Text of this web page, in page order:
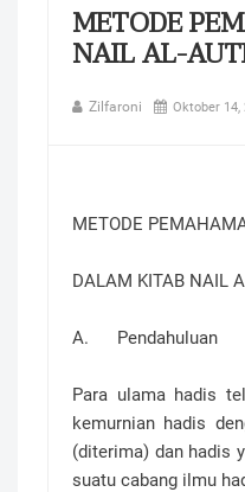
METODE
NAIL AL-
Zilfaroni Oktober 14,
METODE
DALAM KITAB NAIL
A. Pendahuluan
Para ulama hadis
kemurnian hadis
(diterima) dan hadis
suatu cabang ilmu